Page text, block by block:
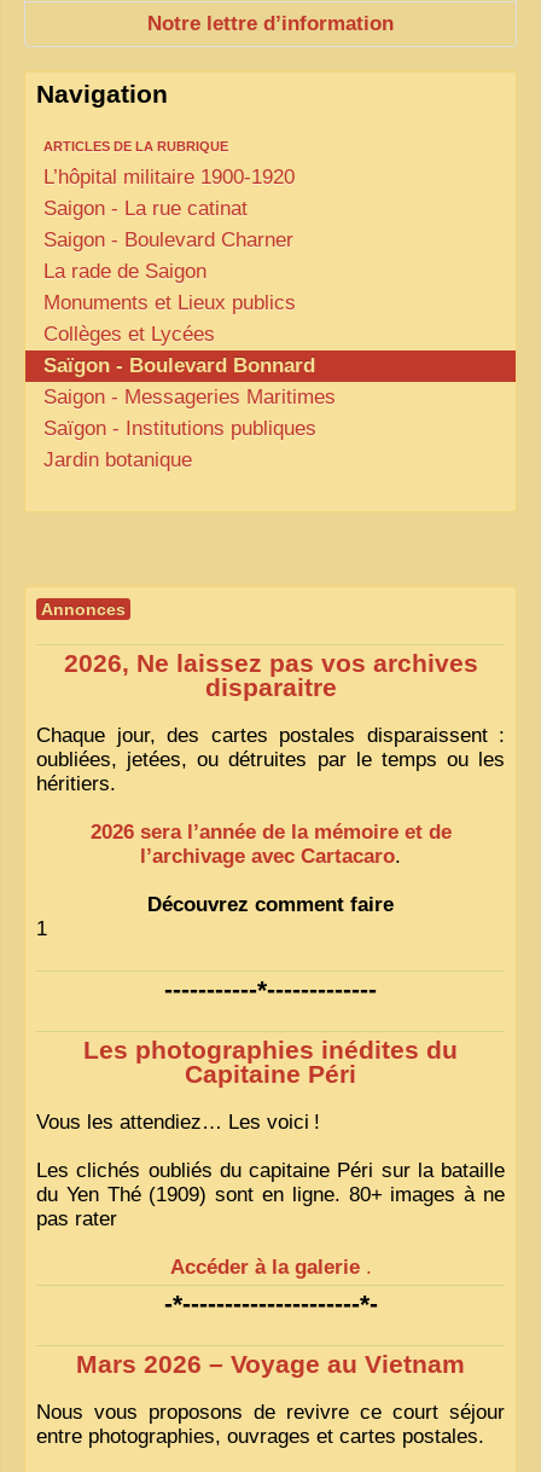
Notre lettre d’information
Navigation
ARTICLES DE LA RUBRIQUE
L’hôpital militaire 1900-1920
Saigon - La rue catinat
Saigon - Boulevard Charner
La rade de Saigon
Monuments et Lieux publics
Collèges et Lycées
Saïgon - Boulevard Bonnard
Saigon - Messageries Maritimes
Saïgon - Institutions publiques
Jardin botanique
Annonces
2026, Ne laissez pas vos archives
disparaitre
Chaque jour, des cartes postales disparaissent :
oubliées, jetées, ou détruites par le temps ou les
héritiers.
2026 sera l’année de la mémoire et de
l’archivage avec Cartacaro.
Découvrez comment faire
1
-----------*-------------
Les photographies inédites du
Capitaine Péri
Vous les attendiez… Les voici !
Les clichés oubliés du capitaine Péri sur la bataille
du Yen Thé (1909) sont en ligne. 80+ images à ne
pas rater
Accéder à la galerie .
-*---------------------*-
Mars 2026 – Voyage au Vietnam
Nous vous proposons de revivre ce court séjour
entre photographies, ouvrages et cartes postales.